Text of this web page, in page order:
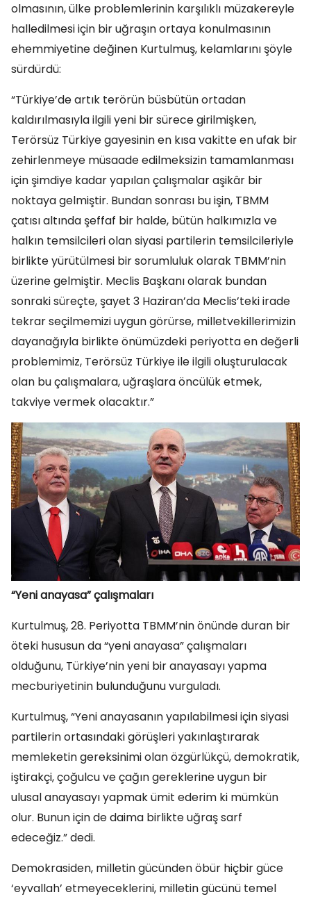
olmasının, ülke problemlerinin karşılıklı müzakereyle
halledilmesi için bir uğraşın ortaya konulmasının
ehemmiyetine değinen Kurtulmuş, kelamlarını şöyle
sürdürdü:
“Türkiye’de artık terörün büsbütün ortadan
kaldırılmasıyla ilgili yeni bir sürece girilmişken,
Terörsüz Türkiye gayesinin en kısa vakitte en ufak bir
zehirlenmeye müsaade edilmeksizin tamamlanması
için şimdiye kadar yapılan çalışmalar aşikâr bir
noktaya gelmiştir. Bundan sonrası bu işin, TBMM
çatısı altında şeffaf bir halde, bütün halkımızla ve
halkın temsilcileri olan siyasi partilerin temsilcileriyle
birlikte yürütülmesi bir sorumluluk olarak TBMM’nin
üzerine gelmiştir. Meclis Başkanı olarak bundan
sonraki süreçte, şayet 3 Haziran’da Meclis’teki irade
tekrar seçilmemizi uygun görürse, milletvekillerimizin
dayanağıyla birlikte önümüzdeki periyotta en değerli
problemimiz, Terörsüz Türkiye ile ilgili oluşturulacak
olan bu çalışmalara, uğraşlara öncülük etmek,
takviye vermek olacaktır.”
“Yeni anayasa” çalışmaları
Kurtulmuş, 28. Periyotta TBMM’nin önünde duran bir
öteki hususun da “yeni anayasa” çalışmaları
olduğunu, Türkiye’nin yeni bir anayasayı yapma
mecburiyetinin bulunduğunu vurguladı.
Kurtulmuş, “Yeni anayasanın yapılabilmesi için siyasi
partilerin ortasındaki görüşleri yakınlaştırarak
memleketin gereksinimi olan özgürlükçü, demokratik,
iştirakçi, çoğulcu ve çağın gereklerine uygun bir
ulusal anayasayı yapmak ümit ederim ki mümkün
olur. Bunun için de daima birlikte uğraş sarf
edeceğiz.” dedi.
Demokrasiden, milletin gücünden öbür hiçbir güce
‘eyvallah’ etmeyeceklerini, milletin gücünü temel